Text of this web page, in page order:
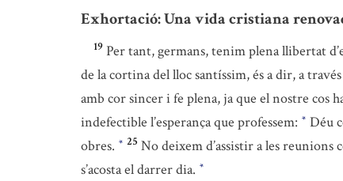
Exhortació: Una vida cristiana
19 Per tant, germans, tenim plena llibertat
de la cortina del lloc santíssim, és a dir, a
amb cor sincer i fe plena, ja que el nostre cos
indefectible l’esperança que professem: * Déu
obres. * 25 No deixem d’assistir a les reunions
s’acosta el darrer dia. *